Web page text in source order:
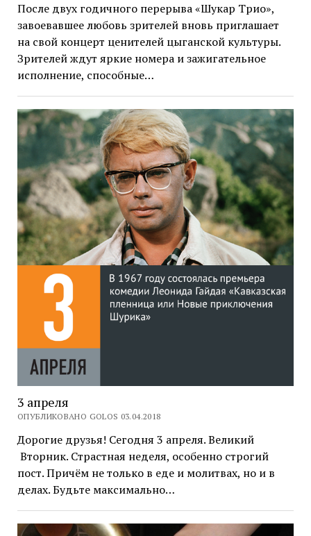
После двух годичного перерыва «Шукар Трио»,
завоевавшее любовь зрителей вновь приглашает
на свой концерт ценителей цыганской культуры.
Зрителей ждут яркие номера и зажигательное
исполнение, способные…
3 апреля
ОПУБЛИКОВАНО GOLOS 03.04.2018
Дорогие друзья! Сегодня 3 апреля. Великий
Вторник. Страстная неделя, особенно строгий
пост. Причём не только в еде и молитвах, но и в
делах. Будьте максимально…